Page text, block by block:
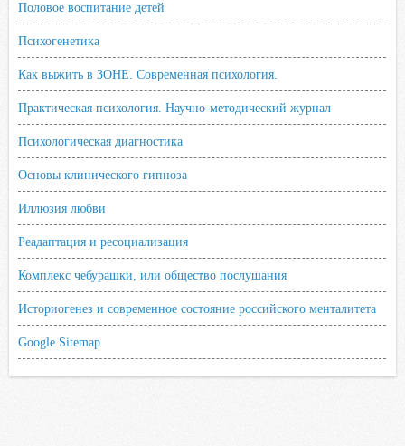
Половое воспитание детей
Психогенетика
Как выжить в ЗОНЕ. Современная психология.
Практическая психология. Научно-методический журнал
Психологическая диагностика
Основы клинического гипноза
Иллюзия любви
Реадаптация и ресоциализация
Комплекс чебурашки, или общество послушания
Историогенез и современное состояние российского менталитета
Google Sitemap